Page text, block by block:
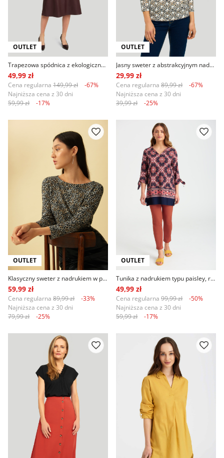
OUTLET
Trapezowa spódnica z ekologicznej skóry, fiolet
49,99 zł
Cena regularna 149,99 zł
-67%
Najniższa cena z 30 dni
59,99 zł
-17%
OUTLET
Jasny sweter z abstrakcyjnym nadrukiem
29,99 zł
Cena regularna 89,99 zł
-67%
Najniższa cena z 30 dni
39,99 zł
-25%
OUTLET
Klasyczny sweter z nadrukiem w panterkę, czarno-beżowy
59,99 zł
Cena regularna 89,99 zł
-33%
Najniższa cena z 30 dni
79,99 zł
-25%
OUTLET
Tunika z nadrukiem typu paisley, rękaw 3/4
49,99 zł
Cena regularna 99,99 zł
-50%
Najniższa cena z 30 dni
59,99 zł
-17%